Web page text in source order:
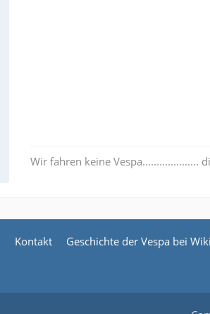
Wir fahren keine Vespa....................
Kontakt Geschichte der Vespa bei